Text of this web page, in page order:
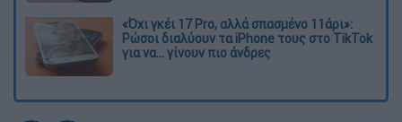
«Όχι γκέι 17 Pro, αλλά σπασμένο 11άρι»:
Ρώσοι διαλύουν τα iPhone τους στο TikTok
για να... γίνουν πιο άνδρες